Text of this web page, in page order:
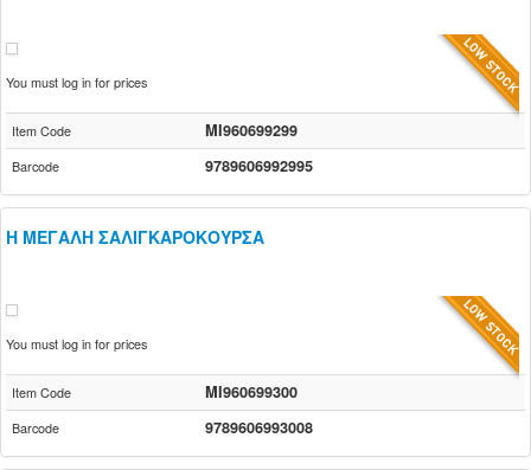
You must log in for prices
Item Code MI960699299
Barcode 9789606992995
Η ΜΕΓΑΛΗ ΣΑΛΙΓΚΑΡΟΚΟΥΡΣΑ
You must log in for prices
Item Code MI960699300
Barcode 9789606993008